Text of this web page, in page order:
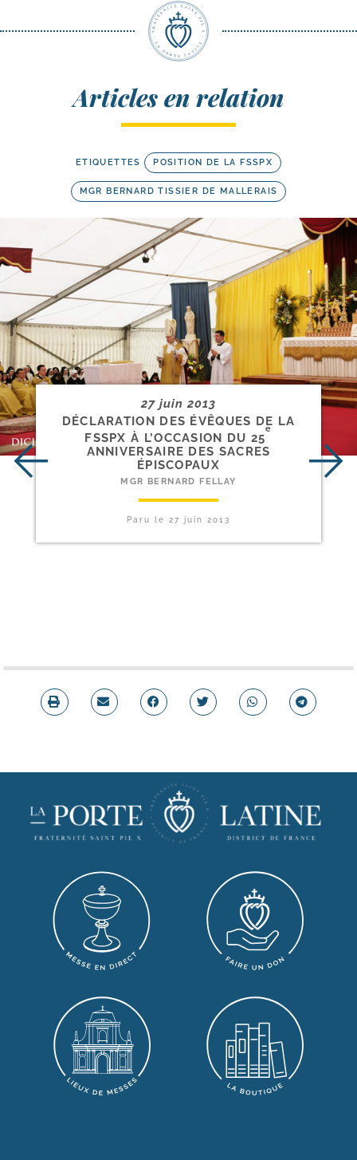
Articles en relation
ETIQUETTES POSITION DE LA FSSPX
MGR BERNARD TISSIER DE MALLERAIS
27 juin 2013
DÉCLARATION DES ÉVÊQUES DE LA
FSSPX À L’OCCASION DU 25
e
ANNIVERSAIRE DES SACRES
ÉPISCOPAUX
MGR BERNARD FELLAY
Paru le 27 juin 2013